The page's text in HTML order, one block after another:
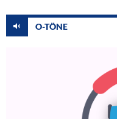
O-TÖNE